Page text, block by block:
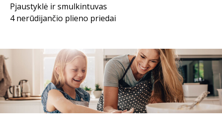
Pjaustyklė ir smulkintuvas
4 nerūdijančio plieno priedai